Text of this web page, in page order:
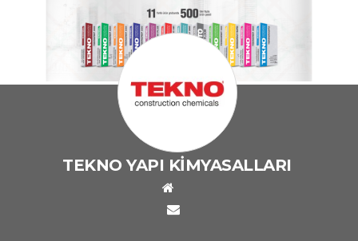
TEKNO YAPI KİMYASALLARI